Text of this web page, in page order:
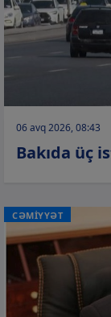
06 avq 2026, 08:43
Bakıda üç
CƏMİYYƏT